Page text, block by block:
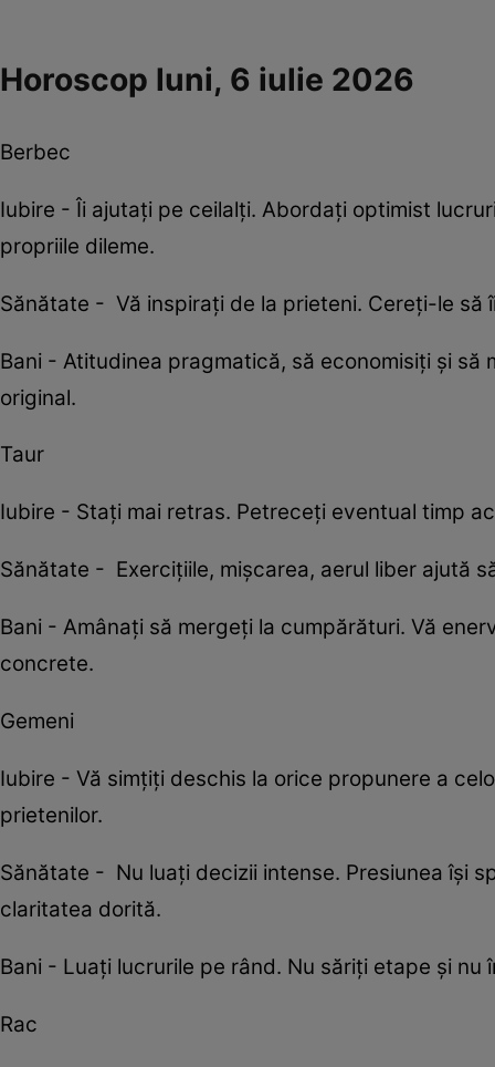
Horoscop luni, 6 iulie 2026
Berbec
Iubire - Îi ajutați pe ceilalți. Abordați optimist
propriile dileme.
Sănătate - Vă inspirați de la prieteni. Cereți-le să
Bani - Atitudinea pragmatică, să economisiți și
original.
Taur
Iubire - Stați mai retras. Petreceți eventual timp
Sănătate - Exercițiile, mișcarea, aerul liber ajută
Bani - Amânați să mergeți la cumpărături. Vă
concrete.
Gemeni
Iubire - Vă simţiţi deschis la orice propunere a
prietenilor.
Sănătate - Nu luaţi decizii intense. Presiunea îşi
claritatea dorită.
Bani - Luaţi lucrurile pe rând. Nu săriţi etape şi
Rac